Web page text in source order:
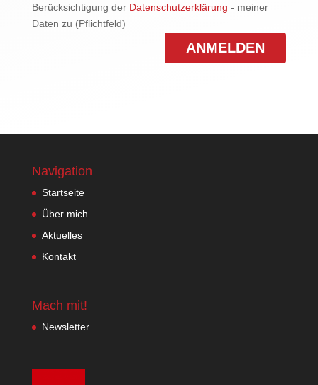
Berücksichtigung der Datenschutzerklärung - meiner
Daten zu (Pflichtfeld)
Navigation
Startseite
Über mich
Aktuelles
Kontakt
Mach mit!
Newsletter